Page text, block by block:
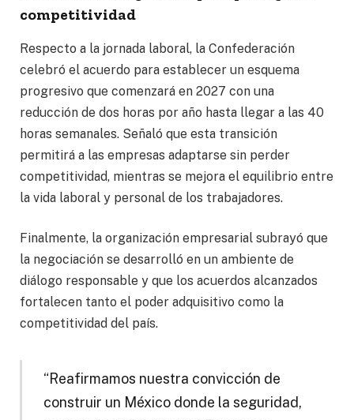
competitividad
Respecto a la jornada laboral, la Confederación
celebró el acuerdo para establecer un esquema
progresivo que comenzará en 2027 con una
reducción de dos horas por año hasta llegar a las 40
horas semanales. Señaló que esta transición
permitirá a las empresas adaptarse sin perder
competitividad, mientras se mejora el equilibrio entre
la vida laboral y personal de los trabajadores.
Finalmente, la organización empresarial subrayó que
la negociación se desarrolló en un ambiente de
diálogo responsable y que los acuerdos alcanzados
fortalecen tanto el poder adquisitivo como la
competitividad del país.
“Reafirmamos nuestra convicción de
construir un México donde la seguridad,